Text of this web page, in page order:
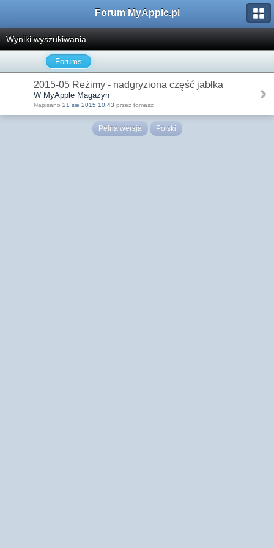
Forum MyApple.pl
Wyniki wyszukiwania
Forums
2015-05 Reżimy - nadgryziona część jabłka
W MyApple Magazyn
Napisano 21 sie 2015 10:43 przez tomasz
Pełna wersja Polski